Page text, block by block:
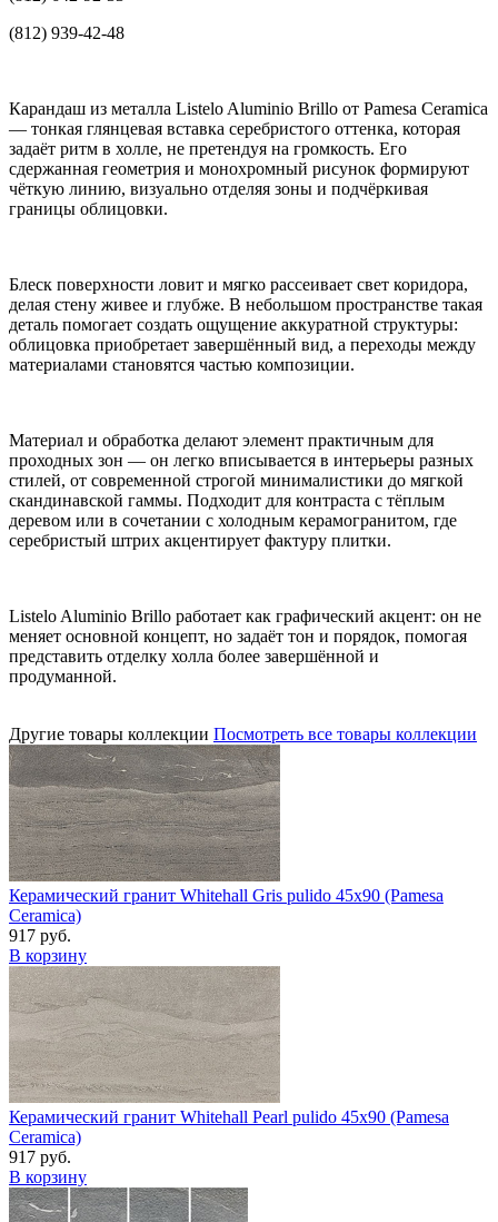
(812) 939-42-48
Карандаш из металла Listelo Aluminio Brillo от Pamesa Ceramica
— тонкая глянцевая вставка серебристого оттенка, которая
задаёт ритм в холле, не претендуя на громкость. Его
сдержанная геометрия и монохромный рисунок формируют
чёткую линию, визуально отделяя зоны и подчёркивая
границы облицовки.
Блеск поверхности ловит и мягко рассеивает свет коридора,
делая стену живее и глубже. В небольшом пространстве такая
деталь помогает создать ощущение аккуратной структуры:
облицовка приобретает завершённый вид, а переходы между
материалами становятся частью композиции.
Материал и обработка делают элемент практичным для
проходных зон — он легко вписывается в интерьеры разных
стилей, от современной строгой минималистики до мягкой
скандинавской гаммы. Подходит для контраста с тёплым
деревом или в сочетании с холодным керамогранитом, где
серебристый штрих акцентирует фактуру плитки.
Listelo Aluminio Brillo работает как графический акцент: он не
меняет основной концепт, но задаёт тон и порядок, помогая
представить отделку холла более завершённой и
продуманной.
Другие товары коллекции Посмотреть все товары коллекции
Керамический гранит Whitehall Gris pulido 45x90 (Pamesa
Ceramica)
917 руб.
В корзину
Керамический гранит Whitehall Pearl pulido 45x90 (Pamesa
Ceramica)
917 руб.
В корзину